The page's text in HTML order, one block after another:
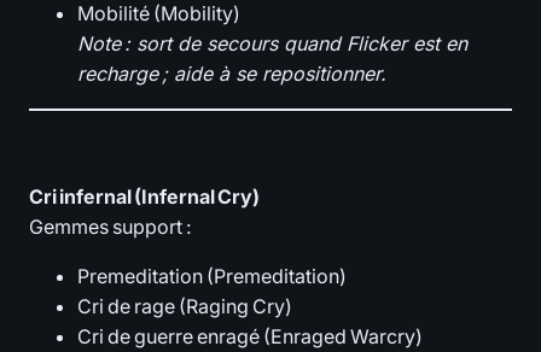
Mobilité (Mobility)
Note : sort de secours quand Flicker est en
recharge ; aide à se repositionner.
Cri infernal (Infernal Cry)
Gemmes support :
Premeditation (Premeditation)
Cri de rage (Raging Cry)
Cri de guerre enragé (Enraged Warcry)